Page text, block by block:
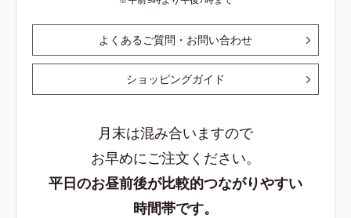
よくあるご質問・お問い合わせ
ショッピングガイド
月末は混み合いますので
お早めにご注文ください。
平日のお昼前後が比較的つながりやすい
時間帯です。